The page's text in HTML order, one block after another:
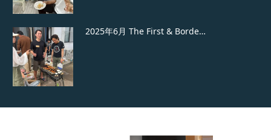
2025年6月 The First & Borde…
2025年7月 クリス送別会 at 国際交流シェア